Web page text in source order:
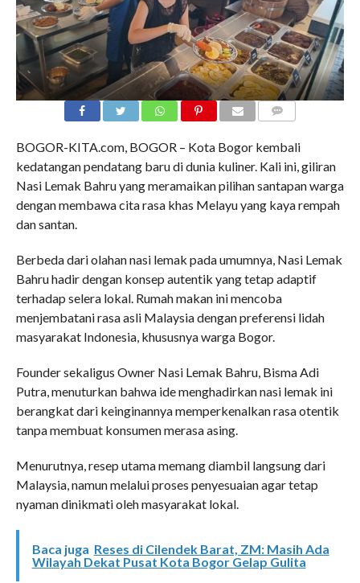
BOGOR-KITA.com, BOGOR – Kota Bogor kembali
kedatangan pendatang baru di dunia kuliner. Kali ini, giliran
Nasi Lemak Bahru yang meramaikan pilihan santapan warga
dengan membawa cita rasa khas Melayu yang kaya rempah
dan santan.
Berbeda dari olahan nasi lemak pada umumnya, Nasi Lemak
Bahru hadir dengan konsep autentik yang tetap adaptif
terhadap selera lokal. Rumah makan ini mencoba
menjembatani rasa asli Malaysia dengan preferensi lidah
masyarakat Indonesia, khususnya warga Bogor.
Founder sekaligus Owner Nasi Lemak Bahru, Bisma Adi
Putra, menuturkan bahwa ide menghadirkan nasi lemak ini
berangkat dari keinginannya memperkenalkan rasa otentik
tanpa membuat konsumen merasa asing.
Menurutnya, resep utama memang diambil langsung dari
Malaysia, namun melalui proses penyesuaian agar tetap
nyaman dinikmati oleh masyarakat lokal.
Baca juga Reses di Cilendek Barat, ZM: Masih Ada
Wilayah Dekat Pusat Kota Bogor Gelap Gulita